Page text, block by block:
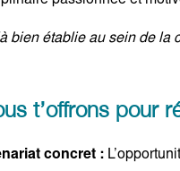
bien établie au sein de la
t’offrons pour
concret :